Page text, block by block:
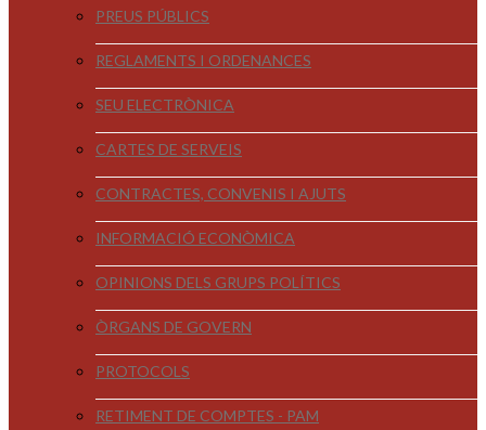
PREUS PÚBLICS
REGLAMENTS I ORDENANCES
SEU ELECTRÒNICA
CARTES DE SERVEIS
CONTRACTES, CONVENIS I AJUTS
INFORMACIÓ ECONÒMICA
OPINIONS DELS GRUPS POLÍTICS
ÒRGANS DE GOVERN
PROTOCOLS
RETIMENT DE COMPTES - PAM